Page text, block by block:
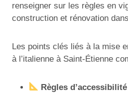
renseigner sur les règles en
construction et rénovation
Les points clés liés à la mise
à l’italienne à Saint-Étienne
Règles d’accessibilité